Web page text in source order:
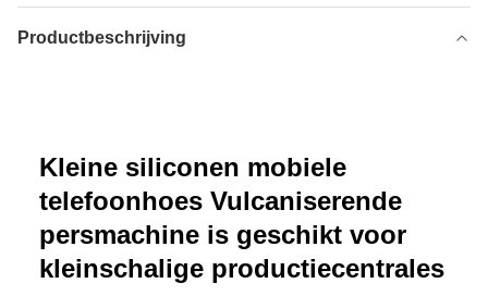
Productbeschrijving
Kleine siliconen mobiele
telefoonhoes Vulcaniserende
persmachine is geschikt voor
kleinschalige productiecentrales